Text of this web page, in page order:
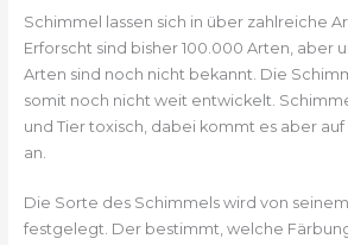
Schimmel lassen sich in über zahlreiche
Erforscht sind bisher 100.000 Arten, aber
Arten sind noch nicht bekannt. Die
somit noch nicht weit entwickelt.
und Tier toxisch, dabei kommt es aber
an.
Die Sorte des Schimmels wird von
festgelegt. Der bestimmt, welche